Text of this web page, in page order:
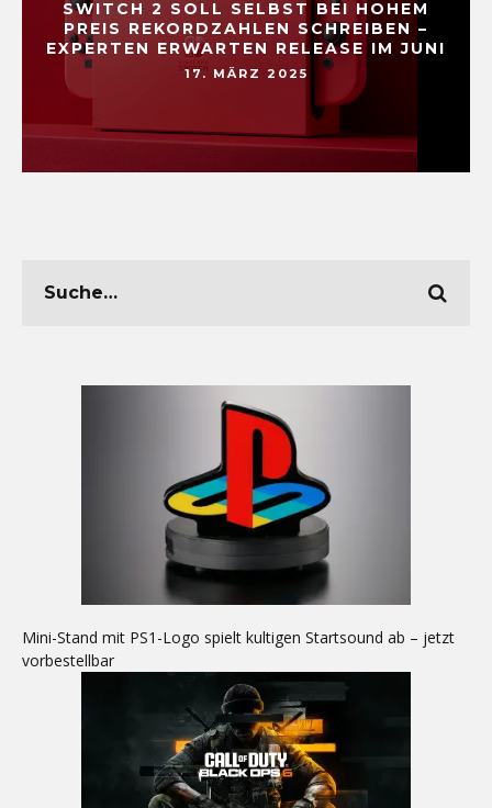
SWITCH 2 SOLL SELBST BEI HOHEM
PREIS REKORDZAHLEN SCHREIBEN –
EXPERTEN ERWARTEN RELEASE IM JUNI
17. MÄRZ 2025
Mini-Stand mit PS1-Logo spielt kultigen Startsound ab – jetzt
vorbestellbar